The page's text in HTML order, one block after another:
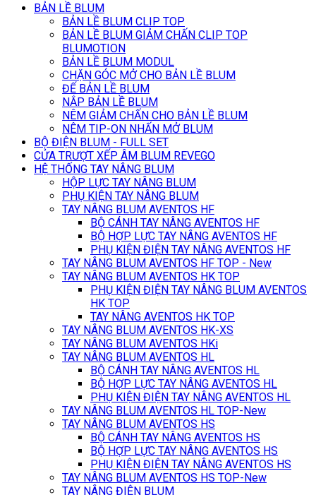
BẢN LỀ BLUM
BẢN LỀ BLUM CLIP TOP
BẢN LỀ BLUM GIẢM CHẤN CLIP TOP
BLUMOTION
BẢN LỀ BLUM MODUL
CHẶN GÓC MỞ CHO BẢN LỀ BLUM
ĐẾ BẢN LỀ BLUM
NẮP BẢN LỀ BLUM
NÊM GIẢM CHẤN CHO BẢN LỀ BLUM
NÊM TIP-ON NHẤN MỞ BLUM
BỘ ĐIỆN BLUM - FULL SET
CỬA TRƯỢT XẾP ÂM BLUM REVEGO
HỆ THỐNG TAY NÂNG BLUM
HỘP LỰC TAY NÂNG BLUM
PHỤ KIỆN TAY NÂNG BLUM
TAY NÂNG BLUM AVENTOS HF
BỘ CÁNH TAY NÂNG AVENTOS HF
BỘ HỢP LỰC TAY NÂNG AVENTOS HF
PHỤ KIỆN ĐIỆN TAY NÂNG AVENTOS HF
TAY NÂNG BLUM AVENTOS HF TOP - New
TAY NÂNG BLUM AVENTOS HK TOP
PHỤ KIỆN ĐIỆN TAY NÂNG BLUM AVENTOS
HK TOP
TAY NÂNG AVENTOS HK TOP
TAY NÂNG BLUM AVENTOS HK-XS
TAY NÂNG BLUM AVENTOS HKi
TAY NÂNG BLUM AVENTOS HL
BỘ CÁNH TAY NÂNG AVENTOS HL
BỘ HỢP LỰC TAY NÂNG AVENTOS HL
PHỤ KIỆN ĐIỆN TAY NÂNG AVENTOS HL
TAY NÂNG BLUM AVENTOS HL TOP-New
TAY NÂNG BLUM AVENTOS HS
BỘ CÁNH TAY NÂNG AVENTOS HS
BỘ HỢP LỰC TAY NÂNG AVENTOS HS
PHỤ KIỆN ĐIỆN TAY NÂNG AVENTOS HS
TAY NÂNG BLUM AVENTOS HS TOP-New
TAY NÂNG ĐIỆN BLUM